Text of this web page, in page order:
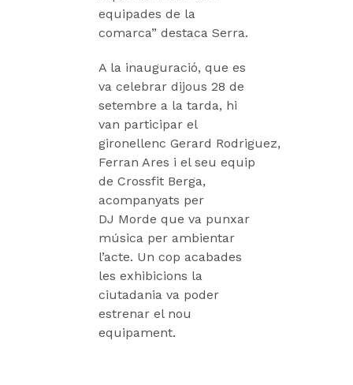
equipades de la
comarca” destaca Serra.
A la inauguració, que es
va celebrar dijous 28 de
setembre a la tarda, hi
van participar el
gironellenc Gerard Rodriguez,
Ferran Ares i el seu equip
de Crossfit Berga,
acompanyats per
DJ Morde que va punxar
música per ambientar
l’acte. Un cop acabades
les exhibicions la
ciutadania va poder
estrenar el nou
equipament.